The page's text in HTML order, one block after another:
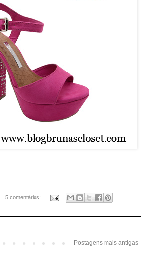
5 comentários:
Postagens mais antigas